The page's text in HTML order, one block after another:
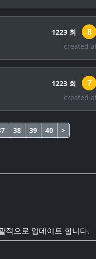
1223 회 8
created
1223 회 7
created
38 39 40 >
적으로 업데이트 합니다.